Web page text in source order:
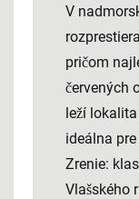
V
pričom
červených
leží
ideálna
Zrenie:
Vlašského